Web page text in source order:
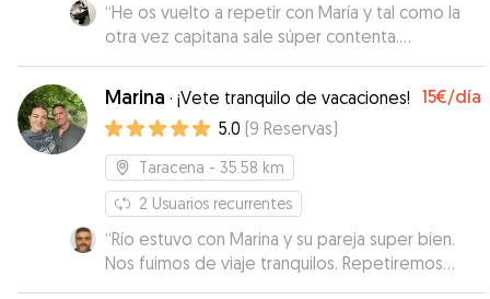
“He os vuelto a repetir con María y tal como la
otra vez capitana sale súper contenta.
Volveremos a repetir.”
Marina · ¡Vete tranquilo de vacaciones! 15€/día
5.0 (9 Reservas)
Taracena - 35.58 km
2 Usuarios recurrentes
“Río estuvo con Marina y su pareja super bien.
Nos fuimos de viaje tranquilos. Repetiremos
seguro en el futuro. Muchas gracias.”